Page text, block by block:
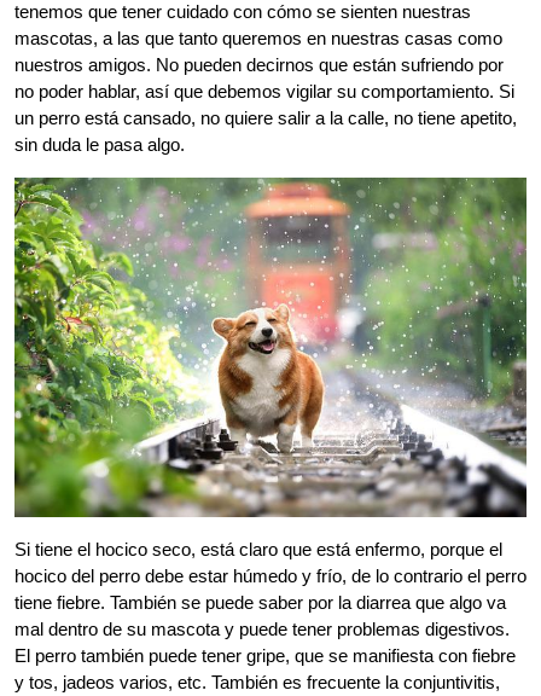
tenemos que tener cuidado con cómo se sienten nuestras
mascotas, a las que tanto queremos en nuestras casas como
nuestros amigos. No pueden decirnos que están sufriendo por
no poder hablar, así que debemos vigilar su comportamiento. Si
un perro está cansado, no quiere salir a la calle, no tiene apetito,
sin duda le pasa algo.
Si tiene el hocico seco, está claro que está enfermo, porque el
hocico del perro debe estar húmedo y frío, de lo contrario el perro
tiene fiebre. También se puede saber por la diarrea que algo va
mal dentro de su mascota y puede tener problemas digestivos.
El perro también puede tener gripe, que se manifiesta con fiebre
y tos, jadeos varios, etc. También es frecuente la conjuntivitis,